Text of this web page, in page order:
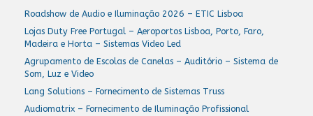
Roadshow de Audio e Iluminação 2026 – ETIC Lisboa
Lojas Duty Free Portugal – Aeroportos Lisboa, Porto, Faro,
Madeira e Horta – Sistemas Video Led
Agrupamento de Escolas de Canelas – Auditório – Sistema de
Som, Luz e Video
Lang Solutions – Fornecimento de Sistemas Truss
Audiomatrix – Fornecimento de Iluminação Profissional